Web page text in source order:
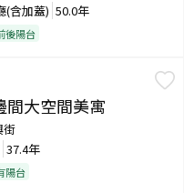
(含加蓋) 50.0年
後陽台
間大空間美寓
街
37.4年
陽台